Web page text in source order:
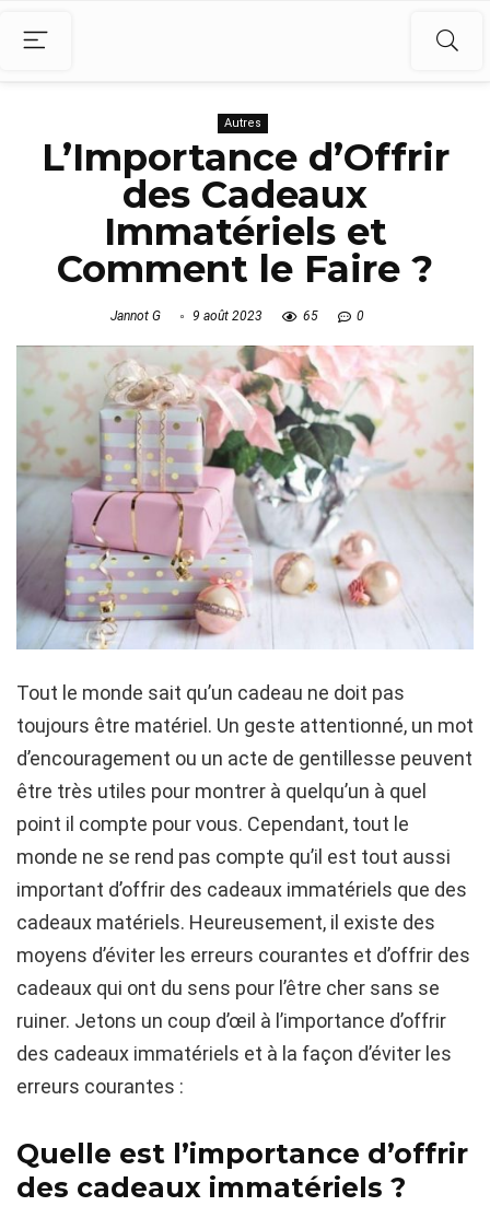
Autres
L’Importance d’Offrir
des Cadeaux
Immatériels et
Comment le Faire ?
Jannot G 9 août 2023 65 0
Tout le monde sait qu’un cadeau ne doit pas
toujours être matériel. Un geste attentionné, un mot
d’encouragement ou un acte de gentillesse peuvent
être très utiles pour montrer à quelqu’un à quel
point il compte pour vous. Cependant, tout le
monde ne se rend pas compte qu’il est tout aussi
important d’offrir des cadeaux immatériels que des
cadeaux matériels. Heureusement, il existe des
moyens d’éviter les erreurs courantes et d’offrir des
cadeaux qui ont du sens pour l’être cher sans se
ruiner. Jetons un coup d’œil à l’importance d’offrir
des cadeaux immatériels et à la façon d’éviter les
erreurs courantes :
Quelle est l’importance d’offrir
des cadeaux immatériels ?